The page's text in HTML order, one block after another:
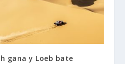
gana y Loeb bate